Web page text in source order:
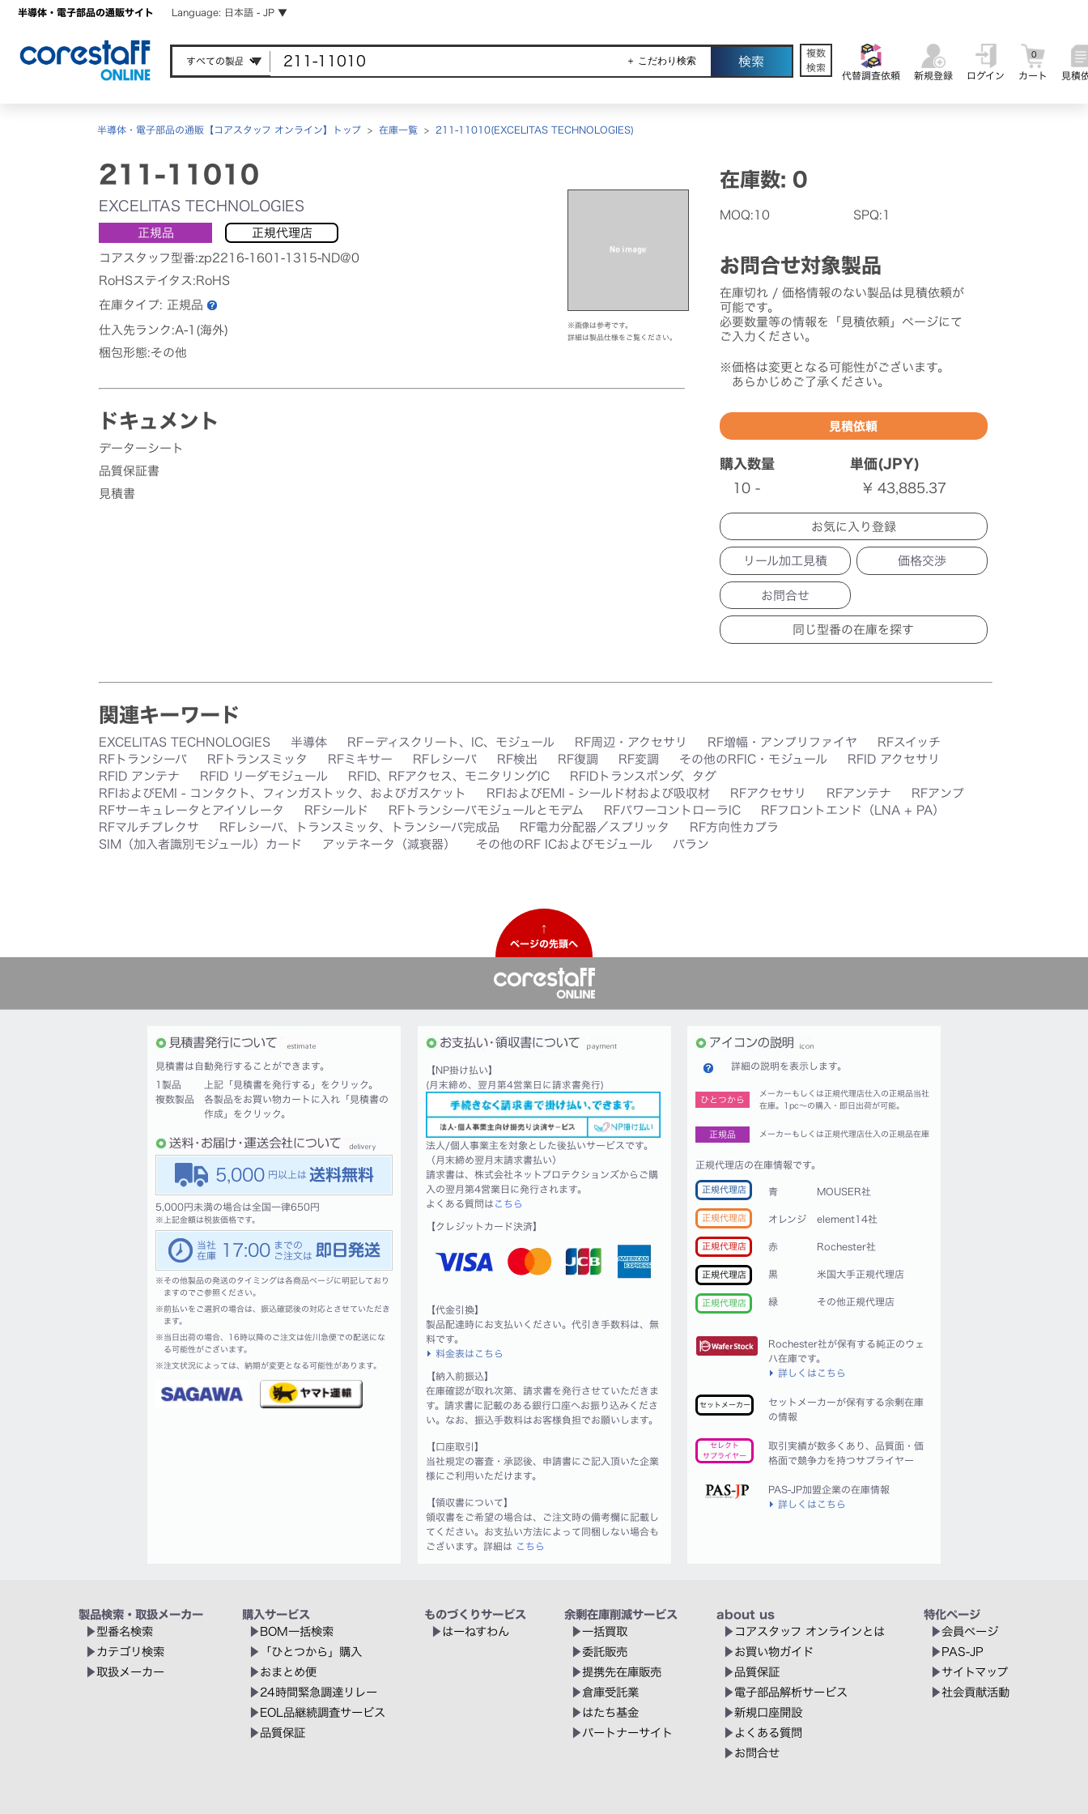
半導体・電子部品の通販サイト Language: 日本語 - JP ▼
＋ こだわり検索
複数
検索
代替調査依頼
新規登録 ログイン カート
0
見積
半導体・電子部品の通販【コアスタッフ オンライン】トップ > 在庫一覧 > 211-11010(EXCELITAS TECHNOLOGIES)
211-11010
EXCELITAS TECHNOLOGIES
正規品 正規代理店
コアスタッフ型番:zp2216-1601-1315-ND@0
RoHSステイタス:RoHS
在庫タイプ: 正規品
仕入先ランク:A-1(海外)
梱包形態:その他
※画像は参考です。
詳細は製品仕様をご覧ください。
ドキュメント
データーシート
品質保証書
見積書
在庫数: 0
MOQ:10 SPQ:1
お問合せ対象製品
在庫切れ / 価格情報のない製品は見積依頼が
可能です。
必要数量等の情報を「見積依頼」ページにて
ご入力ください。
※価格は変更となる可能性がございます。
あらかじめご了承ください。
見積依頼
購入数量
単価(JPY)
10 -
¥ 43,885.37
リール加工見積 価格交渉
お問合せ
関連キーワード
EXCELITAS TECHNOLOGIES 半導体 RF－ディスクリート、IC、モジュール RF周辺・アクセサリ RF増幅・アンプリファイヤ
RFスイッチ
RFトランシーバ
RFトランスミッタ RFミキサー RFレシーバ RF検出 RF復調 RF変調 その他のRFIC・モジュール
RFID アクセサリ
RFID アンテナ
RFID リーダモジュール RFID、RFアクセス、モニタリングIC
RFIDトランスポンダ、タグ
RFIおよびEMI - コンタクト、フィンガストック、およびガスケット
RFIおよびEMI - シールド材および吸収材 RFアクセサリ RFアンテナ
RFアンプ
RFサーキュレータとアイソレータ
RFシールド RFトランシーバモジュールとモデム RFパワーコントローラIC
RFフロントエンド（LNA + PA）
RFマルチプレクサ
RFレシーバ、トランスミッタ、トランシーバ完成品 RF電力分配器／スプリッタ
RF方向性カプラ
SIM（加入者識別モジュール）カード
アッテネータ（減衰器） その他のRF ICおよびモジュール バラン
↑
ページの先頭へ
見積書は自動発行することができます。
1製品
上記「見積書を発行する」をクリック。
複数製品
各製品をお買い物カートに入れ「見積書の
作成」をクリック。
5,000
5,000円未満の場合は全国一律650円
※ 上記金額は税抜価格です。
17:00
※その他製品の発送のタイミングは各商品ページに明記しており
ますのでご参照ください。
※前払いをご選択の場合は、振込確認後の対応とさせていただき
ます。
※ 当日出荷の場合、16時以降のご注文は佐川急便での配送にな
る可能性がございます。
※注文状況によっては、納期が変更となる可能性があります。
【NP掛け払い】
(月末締め、翌月第4営業日に請求書発行)
法人/個人事業主を対象とした後払いサービスです。
（月末締め翌月末請求書払い）
請求書は、株式会社ネットプロテクションズからご購
入の翌月第4営業日に発行されます。
よくある質問は こちら
【クレジットカード決済】
【代金引換】
製品配達時にお支払いください。代引き手数料は、無
料です。
料金表はこちら
【納入前振込】
在庫確認が取れ次第、請求書を発行させていただきま
す。請求書に記載のある銀行口座へお振り込みくださ
い。なお、振込手数料はお客様負担でお願いします。
【口座取引】
当社規定の審査・承認後、申請書にご記入頂いた企業
様にご利用いただけます。
【領収書について】
領収書をご希望の場合は、ご注文時の備考欄に記載し
てください。お支払い方法によって同梱しない場合も
ございます。詳細は こちら
詳細の説明を表示します。
ひとつから
メーカーもしくは正規代理店仕入の正規品当社
在庫。1pc〜の購入・即日出荷が可能。
正規品 メーカーもしくは正規代理店仕入の正規品在庫
正規代理店の在庫情報です。
正規代理店
正規代理店
正規代理店
正規代理店
正規代理店
青 MOUSER社
オレンジ element14社
赤 Rochester社
黒 米国大手正規代理店
緑 その他正規代理店
Rochester社が保有する純正のウェ
ハ在庫です。
詳しくはこちら
セットメーカー
セットメーカーが保有する余剰在庫
の情報
セレクト
サプライヤー
取引実績が数多くあり、品質面・価
格面で競争力を持つサプライヤー
PAS-JP加盟企業の在庫情報
詳しくはこちら
製品検索・取扱メーカー
型番名検索
カテゴリ検索
取扱メーカー
購入サービス
BOM一括検索
「ひとつから」購入
おまとめ便
24時間緊急調達リレー
EOL品継続調査サービス
品質保証
ものづくりサービス
はーねすわん
余剰在庫削減サービス
一括買取
委託販売
提携先在庫販売
倉庫受託業
はたち基金
パートナーサイト
about us
コアスタッフ オンラインとは
お買い物ガイド
品質保証
電子部品解析サービス
新規口座開設
よくある質問
お問合せ
特化ページ
会員ページ
PAS-JP
サイトマップ
社会貢献活動